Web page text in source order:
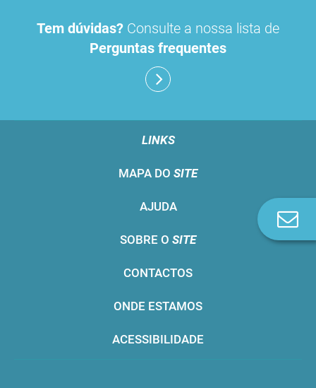
Tem dúvidas? Consulte a nossa lista de
Perguntas frequentes
LINKS
MAPA DO SITE
AJUDA
SOBRE O SITE
CONTACTOS
ONDE ESTAMOS
ACESSIBILIDADE